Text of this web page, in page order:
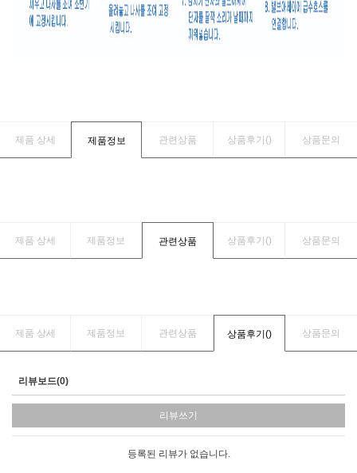
제품 상세 제품정보 관련상품 상품후기() 상품문의
제품 상세 제품정보 관련상품 상품후기() 상품문의
제품 상세 제품정보 관련상품 상품후기() 상품문의
리뷰보드(0)
리뷰쓰기
등록된 리뷰가 없습니다.